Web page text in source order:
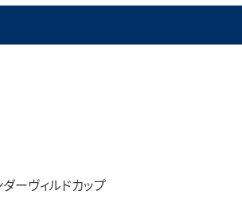
ンテージブランドISHIDA N43°（札幌）
INSTAGRAM
ダーヴィルドカップ